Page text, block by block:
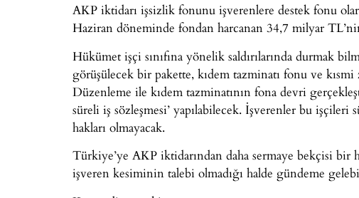
AKP iktidarı işsizlik fonunu işverenlere destek fonu
Haziran döneminde fondan harcanan 34,7 milyar
Hükümet işçi sınıfına yönelik saldırılarında durmak
görüşülecek bir pakette, kıdem tazminatı fonu ve
Düzenleme ile kıdem tazminatının fona devri
süreli iş sözleşmesi’ yapılabilecek. İşverenler bu işçileri
hakları olmayacak.
Türkiye’ye AKP iktidarından daha sermaye bekçisi bir
işveren kesiminin talebi olmadığı halde gündeme